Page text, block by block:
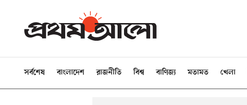
সর্বশেষ বাংলাদেশ রাজনীতি বিশ্ব বাণিজ্য মতামত খেলা